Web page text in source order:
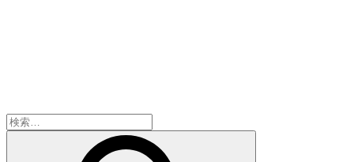
検
索: